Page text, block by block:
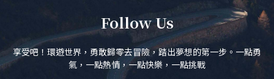
Follow Us
享受吧！環遊世界，勇敢歸零去冒險，踏出夢想的第一步。一點勇
氣，一點熱情，一點快樂，一點挑戰